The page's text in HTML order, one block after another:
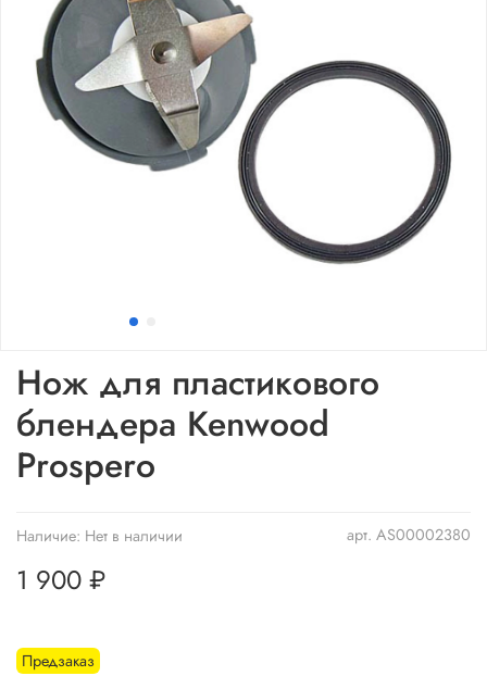
арт. AS00002380
Наличие: Нет в наличии
Предзаказ
Нож для пластикового
блендера Kenwood
Prospero
1 900 ₽